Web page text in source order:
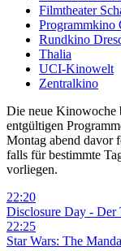
Filmtheater
Programmkino
Rundkino
Thalia
UCI-Kinowelt
Zentralkino
Die neue Kinowoche
entgültigen
Montag abend davor
falls für bestimmte
vorliegen.
22:20
Disclosure Day - Der
22:25
Star Wars: The